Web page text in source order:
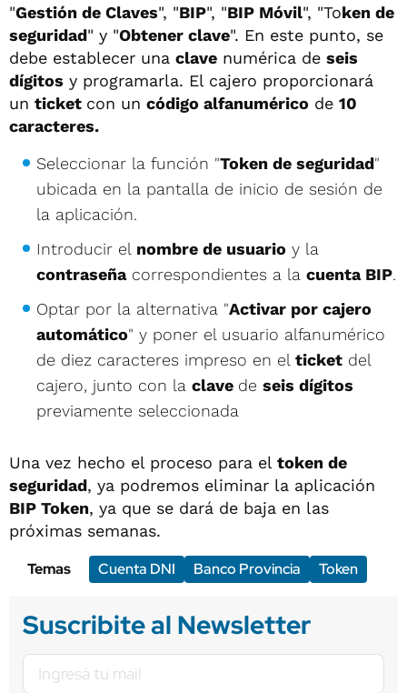
"Gestión de Claves", "BIP", "BIP Móvil", "Token de
seguridad" y "Obtener clave". En este punto, se
debe establecer una clave numérica de seis
dígitos y programarla. El cajero proporcionará
un ticket con un código alfanumérico de 10
caracteres.
Seleccionar la función "Token de seguridad"
ubicada en la pantalla de inicio de sesión de
la aplicación.
Introducir el nombre de usuario y la
contraseñacorrespondientes a la cuenta BIP.
Optar por la alternativa "Activar por cajero
automático" y poner el usuario alfanumérico
de diez caracteres impreso en el ticket del
cajero, junto con la clave de seis dígitos
previamente seleccionada
Una vez hecho el proceso para el token de
seguridad, ya podremos eliminar la aplicación
BIP Token, ya que se dará de baja en las
próximas semanas.
Temas
Cuenta DNI Banco Provincia Token
Suscribite al Newsletter